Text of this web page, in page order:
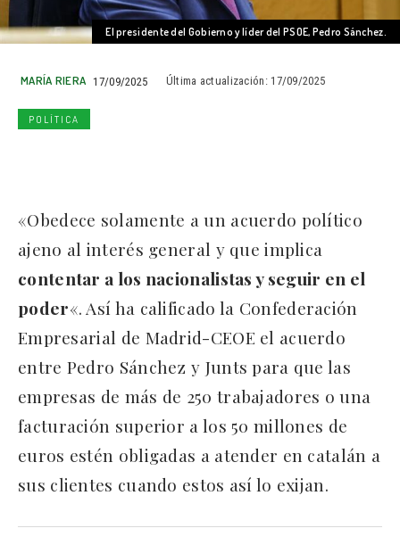
El presidente del Gobierno y líder del PSOE, Pedro Sánchez.
MARÍA RIERA 17/09/2025 Última actualización: 17/09/2025
POLÍTICA
«Obedece solamente a un acuerdo político
ajeno al interés general y que implica
contentar a los nacionalistas y seguir en el
poder«. Así ha calificado la Confederación
Empresarial de Madrid-CEOE el acuerdo
entre Pedro Sánchez y Junts para que las
empresas de más de 250 trabajadores o una
facturación superior a los 50 millones de
euros estén obligadas a atender en catalán a
sus clientes cuando estos así lo exijan.